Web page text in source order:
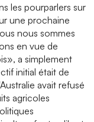
les pourparlers sur
une prochaine
nous sommes
en vue de
a simplement
initial était de
avait refusé
agricoles